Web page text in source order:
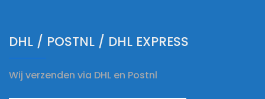
DHL / POSTNL / DHL EXPRESS
Wij verzenden via DHL en Postnl